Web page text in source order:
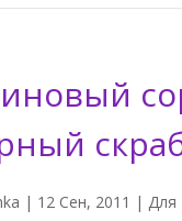
| 12 Сен, 2011 | Для